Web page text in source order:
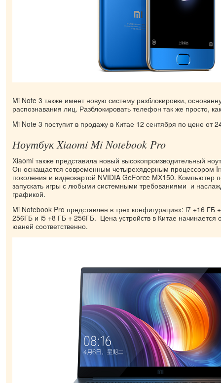
Mi Note 3 также имеет новую систему разблокировки,
распознавания лиц. Разблокировать телефон так же просто,
Mi Note 3 поступит в продажу в Китае 12 сентября по цене от
Ноутбук Xiaomi Mi Notebook Pro
Xiaomi также представила новый высокопроизводительный
Он оснащается современным четырехядерным процессором
поколения и видеокартой NVIDIA GeForce MX150. Компьютер
запускать игры с любыми системными требованиями и
графикой.
Mi Notebook Pro представлен в трех конфигурациях: i7 +16 ГБ
256ГБ и i5 +8 ГБ + 256ГБ. Цена устройств в Китае начинается
юаней соответственно.